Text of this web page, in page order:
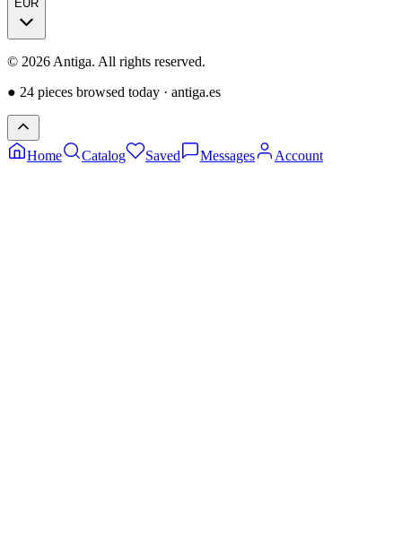
EUR
© 2026 Antiga. All rights reserved.
● 24 pieces browsed today · antiga.es
Home Catalog Saved Messages Account